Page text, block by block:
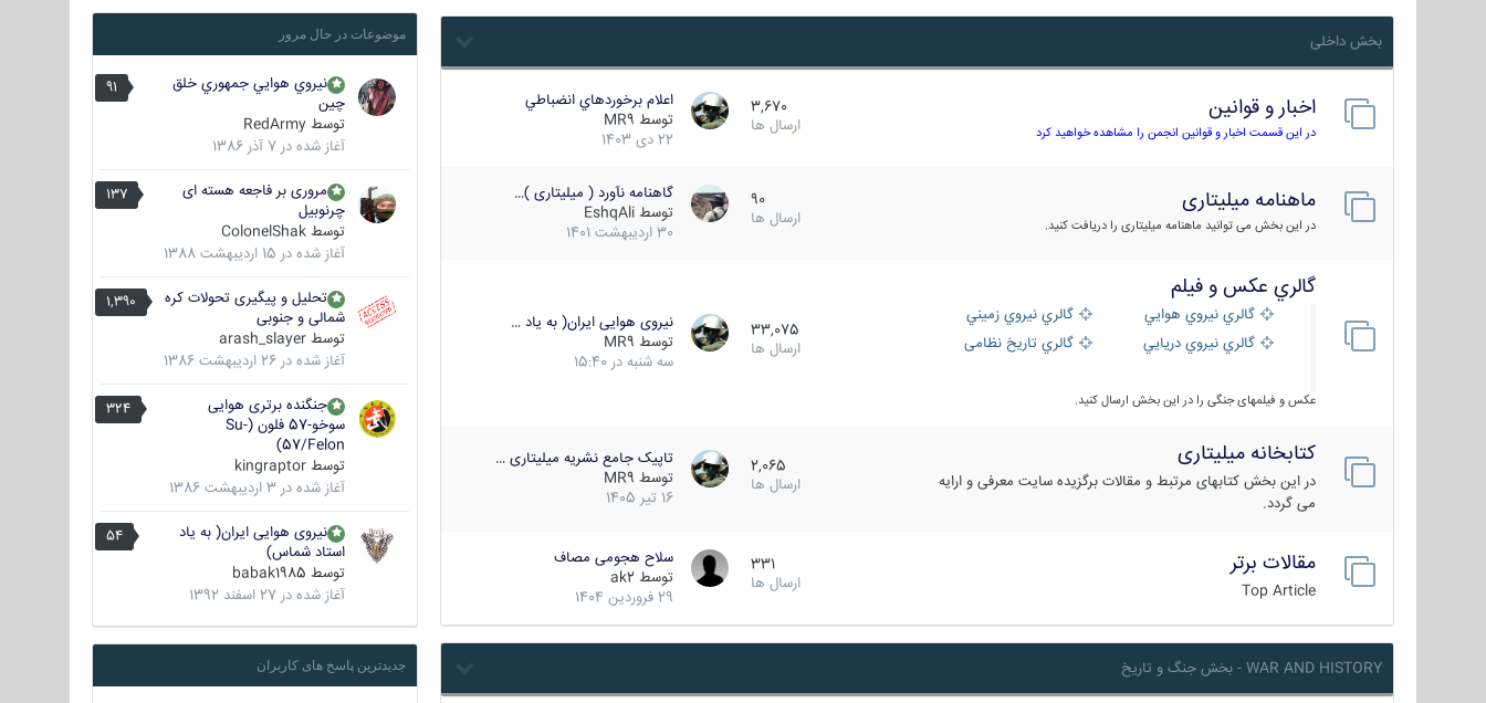
بخش داخلی
اخبار و قوانین
در این قسمت اخبار و قوانین انجمن را مشاهده خواهید کرد
3,670
ارسال ها
اعلام برخوردهاي انضباطي
توسط MR9
22 دی 1403
ماهنامه میلیتاری
در این بخش می توانید ماهنامه میلیتاری را دریافت کنید.
90
ارسال ها
گاهنامه نآورد ( میلیتاری )…
توسط EshqAli
30 اردیبهشت 1401
گالري عكس و فيلم
گالري نيروي هوايي
گالري نيروي زميني
گالري نيروي دريايي
گالري تاریخ نظامی
عکس و فیلمهای جنگی را در این بخش ارسال کنید.
33,075
ارسال ها
نیروی هوایی ایران( به یاد …
توسط MR9
سه شنبه در 15:40
کتابخانه میلیتاری
در این بخش کتابهای مرتبط و مقالات برگزیده سایت معرفی و ارایه
می گردد.
2,065
ارسال ها
تاپیک جامع نشریه میلیتاری …
توسط MR9
16 تیر 1405
مقالات برتر
Top Article
331
ارسال ها
سلاح هجومی مصاف
توسط ak2
29 فروردین 1404
WAR AND HISTORY - بخش جنگ و تاریخ
موضوعات در حال مرور
91
نيروي هوايي جمهوري خلق
چين
توسط RedArmy
آغاز شده در 7 آذر 1386
137
مروری بر فاجعه هسته ای
چرنوبیل
توسط ColonelShak
آغاز شده در 15 اردیبهشت 1388
1,390
تحلیل و پیگیری تحولات کره
شمالی و جنوبی
توسط arash_slayer
آغاز شده در 26 اردیبهشت 1386
324
جنگنده برتری هوایی
سوخو-57 فلون (Su-
57/Felon)
توسط kingraptor
آغاز شده در 3 اردیبهشت 1386
54
نیروی هوایی ایران( به یاد
استاد شماس)
توسط babak1985
آغاز شده در 27 اسفند 1392
جدیدترین پاسخ های کاربران